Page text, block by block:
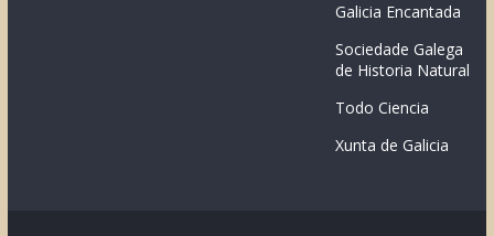
Galicia Encantada
Sociedade Galega
de Historia Natural
Todo Ciencia
Xunta de Galicia